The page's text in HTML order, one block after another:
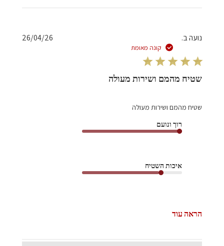
נועה ב.
קונה מאומת
שטיח מהמם ושירות מעולה
שטיח מהמם ושירות מעולה
רוך ונועם
איכות השטיח
הראה עוד
26/04/26